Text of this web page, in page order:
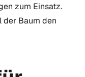
zum Einsatz.
Baum den